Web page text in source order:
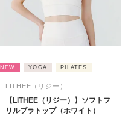
NEW YOGA PILATES
LITHEE（リジー）
【LITHEE（リジー）】ソフトフ
リルブラトップ（ホワイト）